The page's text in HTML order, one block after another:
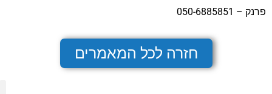
פרנק – 050-6885851
חזרה לכל המאמרים